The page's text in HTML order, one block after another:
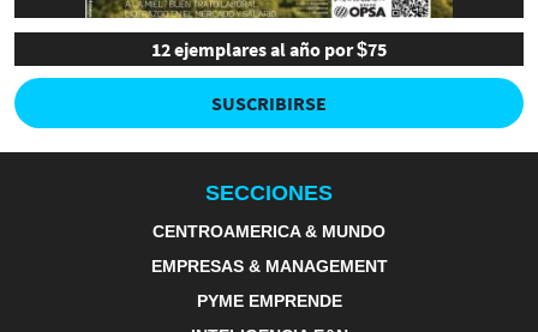
12 ejemplares al año por $75
SUSCRIBIRSE
SECCIONES
CENTROAMERICA & MUNDO
EMPRESAS & MANAGEMENT
PYME EMPRENDE